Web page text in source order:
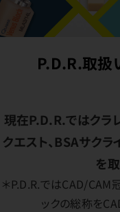
P.D.R.取扱
現在P.D.R.ではクラ
クエスト、BSAサク
を
＊P.D.R.ではCAD/CAM
ックの総称を